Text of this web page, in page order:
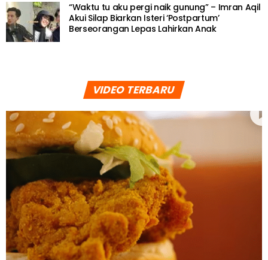
“Waktu tu aku pergi naik gunung” – Imran Aqil
Akui Silap Biarkan Isteri ‘Postpartum’
Berseorangan Lepas Lahirkan Anak
VIDEO TERBARU